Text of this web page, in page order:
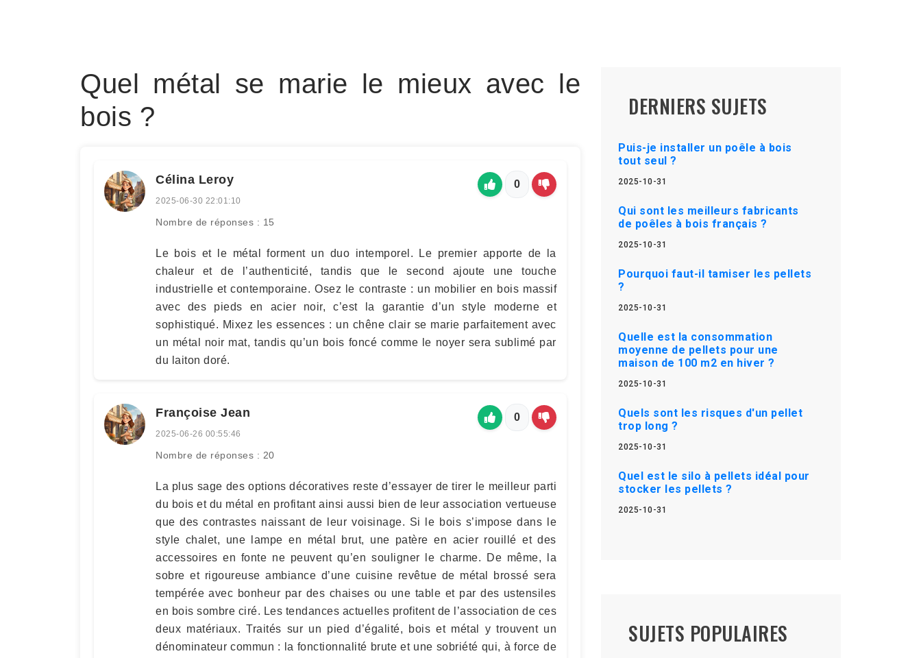
Quel métal se marie le mieux avec le
bois ?
Célina Leroy
2025-06-30 22:01:10
Nombre de réponses : 15
0
Le bois et le métal forment un duo intemporel. Le premier apporte de la
chaleur et de l’authenticité, tandis que le second ajoute une touche
industrielle et contemporaine. Osez le contraste : un mobilier en bois massif
avec des pieds en acier noir, c’est la garantie d’un style moderne et
sophistiqué. Mixez les essences : un chêne clair se marie parfaitement avec
un métal noir mat, tandis qu’un bois foncé comme le noyer sera sublimé par
du laiton doré.
Françoise Jean
2025-06-26 00:55:46
Nombre de réponses : 20
0
La plus sage des options décoratives reste d’essayer de tirer le meilleur parti
du bois et du métal en profitant ainsi aussi bien de leur association vertueuse
que des contrastes naissant de leur voisinage. Si le bois s’impose dans le
style chalet, une lampe en métal brut, une patère en acier rouillé et des
accessoires en fonte ne peuvent qu’en souligner le charme. De même, la
sobre et rigoureuse ambiance d’une cuisine revêtue de métal brossé sera
tempérée avec bonheur par des chaises ou une table et par des ustensiles
en bois sombre ciré. Les tendances actuelles profitent de l’association de ces
deux matériaux. Traités sur un pied d’égalité, bois et métal y trouvent un
dénominateur commun : la fonctionnalité brute et une sobriété qui, à force de
DERNIERS SUJETS
Puis-je installer un poêle à bois
tout seul ?
2025-10-31
Qui sont les meilleurs fabricants
de poêles à bois français ?
2025-10-31
Pourquoi faut-il tamiser les pellets
?
2025-10-31
Quelle est la consommation
moyenne de pellets pour une
maison de 100 m2 en hiver ?
2025-10-31
Quels sont les risques d'un pellet
trop long ?
2025-10-31
Quel est le silo à pellets idéal pour
stocker les pellets ?
2025-10-31
SUJETS POPULAIRES